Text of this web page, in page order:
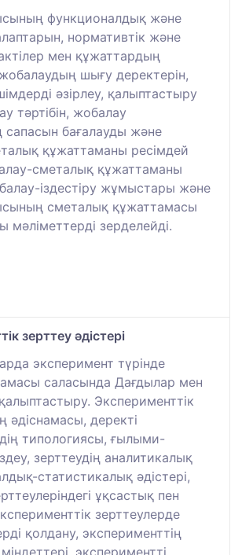
функционалдық және
нормативтік және
мен құжаттардың
шығу деректерін,
әзірлеу, қалыптастыру
тәртібін, жобалау
сапасын бағалауды және
құжаттаманы ресімдей
сметалық құжаттаманы
іздестіру жұмыстары және
сметалық құжаттамасы
мәліметтерді зерделейді.
зерттеу әдістері
эксперимент түрінде
саласында Дағдылар мен
Эксперименттік
әдіснамасы, деректі
типологиясы, ғылыми-
зерттеудің аналитикалық
статистикалық әдістері,
ұқсастық пен
зерттеулерде
қолдану, эксперименттің